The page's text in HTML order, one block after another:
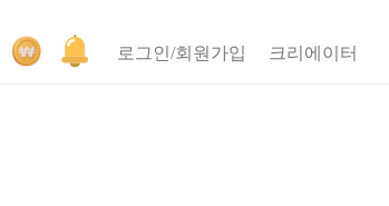
로그인/회원가입 크리에이터